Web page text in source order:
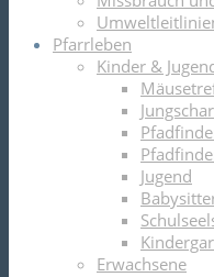
Pfarrleben
Kinder &
Jungschar
Jugend
Erwachsene